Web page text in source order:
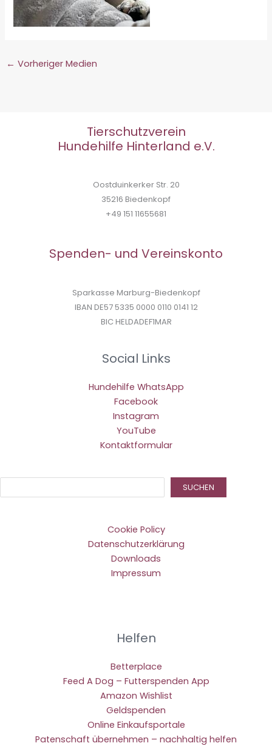
← Vorheriger Medien
Tierschutzverein
Hundehilfe Hinterland e.V.
Oostduinkerker Str. 20
35216 Biedenkopf
+49 151 11655681
Spenden- und Vereinskonto
Sparkasse Marburg-Biedenkopf
IBAN DE57 5335 0000 0110 0141 12
BIC HELDADEF1MAR
Social Links
Hundehilfe WhatsApp
Facebook
Instagram
YouTube
Kontaktformular
SUCHEN
Cookie Policy
Datenschutzerklärung
Downloads
Impressum
Helfen
Betterplace
Feed A Dog – Futterspenden App
Amazon Wishlist
Geldspenden
Online Einkaufsportale
Patenschaft übernehmen – nachhaltig helfen